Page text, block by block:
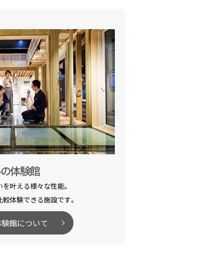
体験館
叶える様々な性能。
体験できる施設です。
館について